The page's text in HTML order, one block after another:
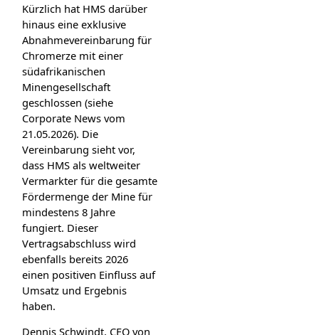
Kürzlich hat HMS darüber
hinaus eine exklusive
Abnahmevereinbarung für
Chromerze mit einer
südafrikanischen
Minengesellschaft
geschlossen (siehe
Corporate News vom
21.05.2026). Die
Vereinbarung sieht vor,
dass HMS als weltweiter
Vermarkter für die gesamte
Fördermenge der Mine für
mindestens 8 Jahre
fungiert. Dieser
Vertragsabschluss wird
ebenfalls bereits 2026
einen positiven Einfluss auf
Umsatz und Ergebnis
haben.
Dennis Schwindt, CEO von